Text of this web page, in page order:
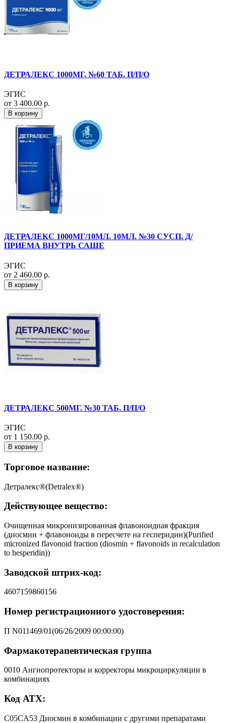
ДЕТРАЛЕКС 1000МГ. №60 ТАБ. П/П/О
ЭГИС
от 3 400.00 р.
В корзину
ДЕТРАЛЕКС 1000МГ/10МЛ. 10МЛ. №30 СУСП. Д/
ПРИЕМА ВНУТРЬ САШЕ
ЭГИС
от 2 460.00 р.
В корзину
ДЕТРАЛЕКС 500МГ. №30 ТАБ. П/П/О
ЭГИС
от 1 150.00 р.
В корзину
Торговое название:
Детралекс®(Detralex®)
Действующее вещество:
Очищенная микронизированная флавоноидная фракция
(диосмин + флавоноиды в пересчете на гесперидин)(Purified
micronized flavonoid fraction (diosmin + flavonoids in recalculation
to hesperidin))
Заводской штрих-код:
4607159860156
Номер регистрационного удостоверения:
П N011469/01(06/26/2009 00:00:00)
Фармакотерапевтическая группа
0010 Ангиопротекторы и корректоры микроциркуляции в
комбинациях
Код АТХ:
C05CA53 Диосмин в комбинации с другими препаратами